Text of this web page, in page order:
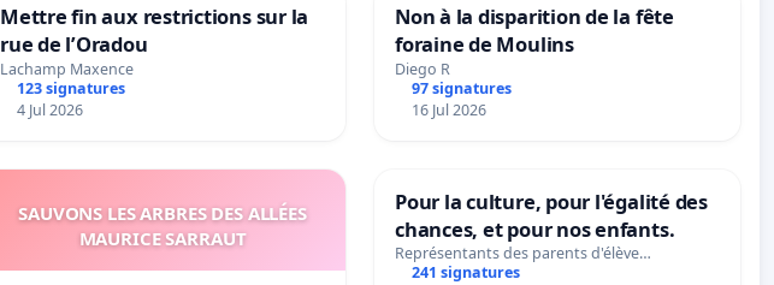
Mettre fin aux restrictions sur la
rue de l’Oradou
Lachamp Maxence
123 signatures
4 Jul 2026
Non à la disparition de la fête
foraine de Moulins
Diego R
97 signatures
16 Jul 2026
SAUVONS LES ARBRES DES ALLÉES
MAURICE SARRAUT
Pour la culture, pour l'égalité des
chances, et pour nos enfants.
Représentants des parents d'élève…
241 signatures